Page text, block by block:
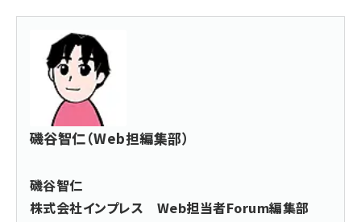
磯谷智仁（Web担編集部）
磯谷智仁
株式会社インプレス Web担当者Forum編集部